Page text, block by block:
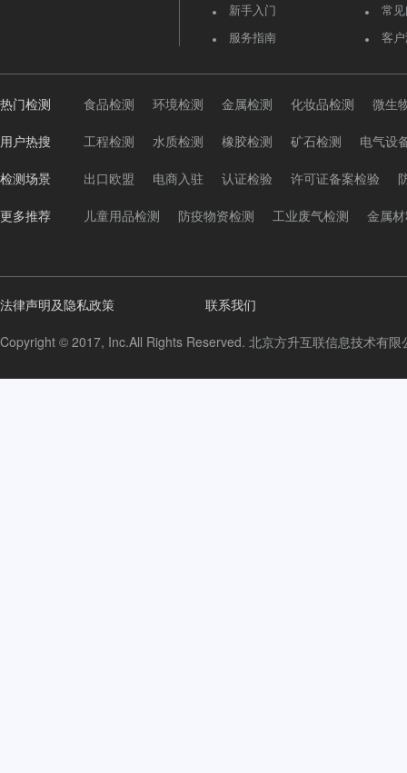
新手入门
服务指南
常
客
热门检测 食品检测 环境检测 金属检测 化妆品检测 微生
用户热搜 工程检测 水质检测 橡胶检测 矿石检测 电气设
检测场景 出口欧盟 电商入驻 认证检验 许可证备案检验
更多推荐 儿童用品检测 防疫物资检测 工业废气检测 金属
法律声明及隐私政策 联系我们
Copyright © 2017, Inc.All Rights Reserved. 北京方升互联信息技术有